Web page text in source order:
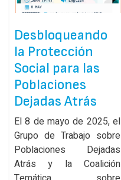
Desbloqueando
la Protección
Social para las
Poblaciones
Dejadas Atrás
El 8 de mayo de 2025, el
Grupo de Trabajo sobre
Poblaciones Dejadas
Atrás y la Coalición